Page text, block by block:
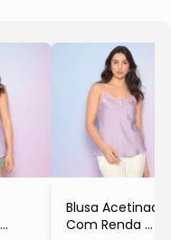
Blusa Acetinada
Com Renda